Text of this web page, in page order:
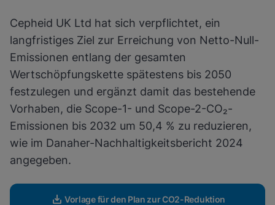
Cepheid UK Ltd hat sich verpflichtet, ein
langfristiges Ziel zur Erreichung von Netto-Null-
Emissionen entlang der gesamten
Wertschöpfungskette spätestens bis 2050
festzulegen und ergänzt damit das bestehende
Vorhaben, die Scope-1- und Scope-2-CO₂-
Emissionen bis 2032 um 50,4 % zu reduzieren,
wie im Danaher-Nachhaltigkeitsbericht 2024
angegeben.
Vorlage für den Plan zur CO2-Reduktion